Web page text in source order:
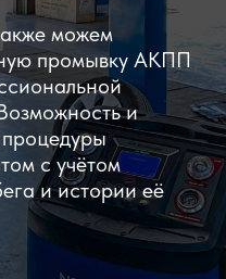
можем
промывку АКПП
и
с учётом
и истории её